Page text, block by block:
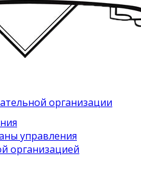
организации
управления
организацией